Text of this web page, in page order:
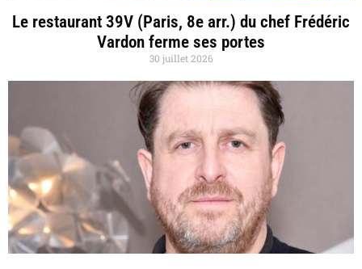
Le restaurant 39V (Paris, 8e arr.) du chef Frédéric
Vardon ferme ses portes
30 juillet 2026